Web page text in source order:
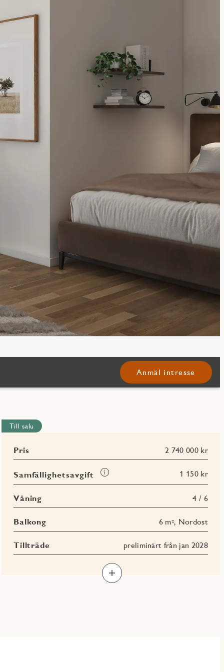
Anmäl intresse
Till salu
Pris 2 740 000 kr
Samfällighetsavgift
Läs
mer
1 150 kr
Våning 4 / 6
Balkong 6 m², Nordost
Tillträde preliminärt från jan 2028